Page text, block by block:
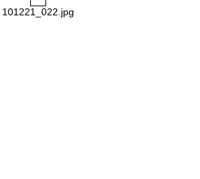
101221_022.jpg